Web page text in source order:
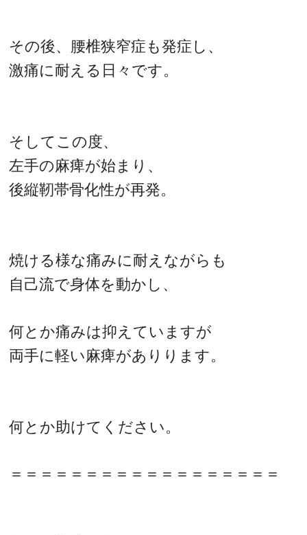
その後、腰椎狭窄症も発症し、
激痛に耐える日々です。
そしてこの度、
左手の麻痺が始まり、
後縦靭帯骨化性が再発。
焼ける様な痛みに耐えながらも
自己流で身体を動かし、
何とか痛みは抑えていますが
両手に軽い麻痺がありります。
何とか助けてください。
＝＝＝＝＝＝＝＝＝＝＝＝＝＝＝＝＝＝